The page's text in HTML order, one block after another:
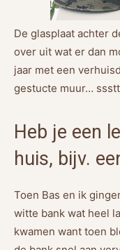
De glasplaat achter
over uit wat er dan
jaar met een
gestucte muur…
Heb je een
huis, bijv.
Toen Bas en ik
witte bank wat heel
kwamen want toen